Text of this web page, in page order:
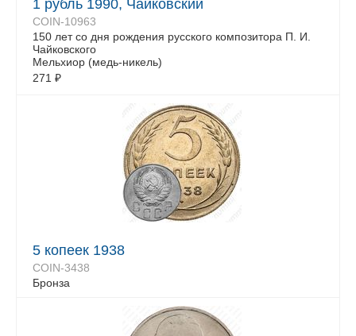
1 рубль 1990, Чайковский
COIN-10963
150 лет со дня рождения русского композитора П. И.
Чайковского
Мельхиор (медь-никель)
271 ₽
5 копеек 1938
COIN-3438
Бронза